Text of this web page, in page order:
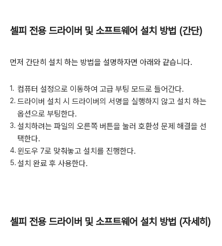
셀피 전용 드라이버 및 소프트웨어 설치 방법 (간단)
먼저 간단히 설치 하는 방법을 설명하자면 아래와 같습니다.
컴퓨터 설정으로 이동하여 고급 부팅 모드로 들어간다.
드라이버 설치 시 드라이버의 서명을 실행하지 않고 설치 하는
옵션으로 부팅한다.
설치하려는 파일의 오른쪽 버튼을 눌러 호환성 문제 해결을 선
택한다.
윈도우 7로 맞춰놓고 설치를 진행한다.
설치 완료 후 사용한다.
셀피 전용 드라이버 및 소프트웨어 설치 방법 (자세히)